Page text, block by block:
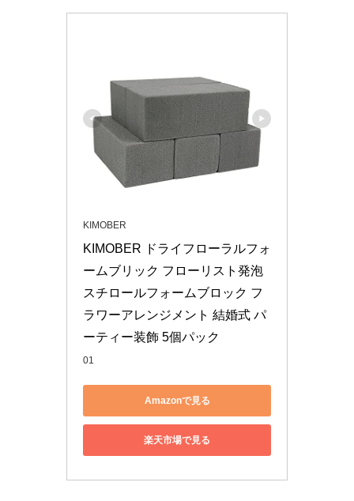
KIMOBER
KIMOBER ドライフローラルフォ
ームブリック フローリスト発泡
スチロールフォームブロック フ
ラワーアレンジメント 結婚式 パ
ーティー装飾 5個パック
01
Amazonで見る
楽天市場で見る